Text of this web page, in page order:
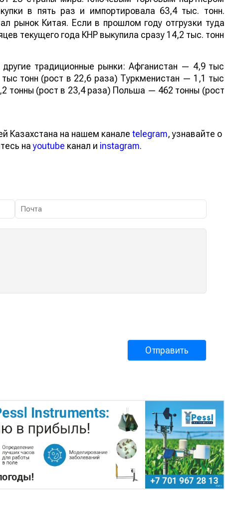
в пять раз и импортировала 63,4 тыс. тонн.
рынок Китая. Если в прошлом году отгрузки туда
текущего года КНР выкупила сразу 14,2 тыс. тонн
традиционные рынки: Афганистан — 4,9 тыс
тонн (рост в 22,6 раза) Туркменистан — 1,1 тыс
тонны (рост в 23,4 раза) Польша — 462 тонны (рост
Казахстана на нашем канале telegram, узнавайте о
наyoutube канал и instagram.